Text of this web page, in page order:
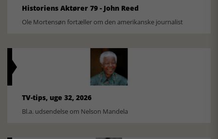
Historiens Aktører 79 - John Reed
Ole Mortensøn fortæller om den amerikanske journalist
TV-tips, uge 32, 2026
Bl.a. udsendelse om Nelson Mandela